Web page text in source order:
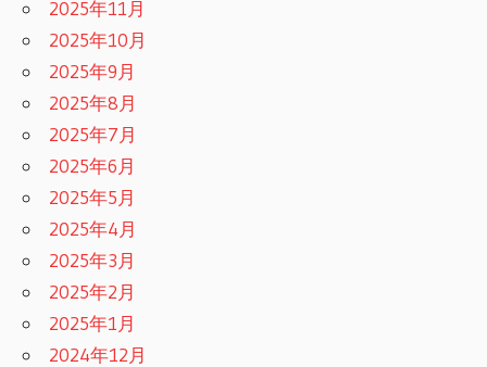
2025年11月
2025年10月
2025年9月
2025年8月
2025年7月
2025年6月
2025年5月
2025年4月
2025年3月
2025年2月
2025年1月
2024年12月